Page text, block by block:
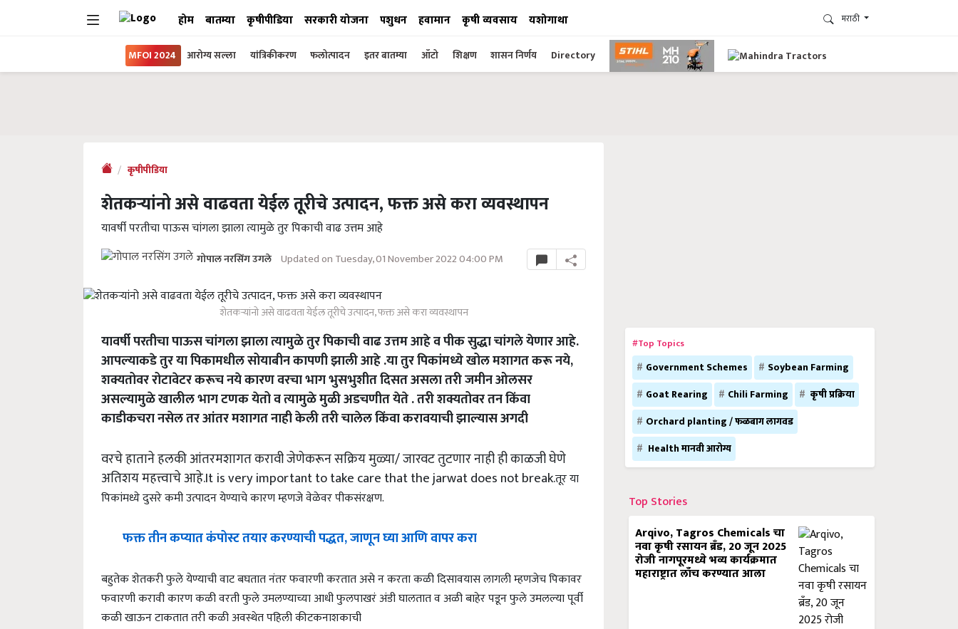
होम बातम्या कृषीपीडिया सरकारी योजना पशुधन हवामान कृषी व्यवसाय यशोगाथा मराठी
MFOI 2024 आरोग्य सल्ला यांत्रिकीकरण फलोत्पादन इतर बातम्या ऑटो शिक्षण शासन निर्णय Directory
कृषीपीडिया
शेतकऱ्यांनो असे वाढवता येईल तूरीचे उत्पादन, फक्त असे करा व्यवस्थापन
यावर्षी परतीचा पाऊस चांगला झाला त्यामुळे तुर पिकाची वाढ उत्तम आहे
गोपाल नरसिंग उगले Updated on Tuesday, 01 November 2022 04:00 PM
शेतकऱ्यांनो असे वाढवता येईल तूरीचे उत्पादन, फक्त असे करा व्यवस्थापन
यावर्षी परतीचा पाऊस चांगला झाला त्यामुळे तुर पिकाची वाढ उत्तम आहे व पीक सुद्धा चांगले येणार आहे.
आपल्याकडे तुर या पिकामधील सोयाबीन कापणी झाली आहे .या तुर पिकांमध्ये खोल मशागत करू नये,
शक्यतोवर रोटावेटर करूच नये कारण वरचा भाग भुसभुशीत दिसत असला तरी जमीन ओलसर
असल्यामुळे खालील भाग टणक येतो व त्यामुळे मुळी अडचणीत येते . तरी शक्यतोवर तन किंवा
काडीकचरा नसेल तर आंतर मशागत नाही केली तरी चालेल किंवा करावयाची झाल्यास अगदी
वरचे हाताने हलकी आंतरमशागत करावी जेणेकरून सक्रिय मुळ्या/ जारवट तुटणार नाही ही काळजी घेणे
अतिशय महत्त्वाचे आहे.It is very important to take care that the jarwat does not break.तूर या
पिकांमध्ये दुसरे कमी उत्पादन येण्याचे कारण म्हणजे वेळेवर पीकसंरक्षण.
फक्त तीन कप्यात कंपोस्ट तयार करण्याची पद्धत, जाणून घ्या आणि वापर करा
बहुतेक शेतकरी फुले येण्याची वाट बघतात नंतर फवारणी करतात असे न करता कळी दिसावयास लागली म्हणजेच पिकावर
फवारणी करावी कारण कळी वरती फुले उमलण्याच्या आधी फुलपाखरं अंडी घालतात व अळी बाहेर पडून फुले उमलल्या पूर्वी
कळी खाऊन टाकतात तरी कळी अवस्थेत पहिली कीटकनाशकाची
#Top Topics
Government Schemes
Soybean Farming
Goat Rearing
Chili Farming
कृषी प्रक्रिया
Orchard planting / फळबाग लागवड
Health मानवी आरोग्य
Top Stories
Arqivo, Tagros Chemicals चा
नवा कृषी रसायन ब्रँड, 20 जून 2025
रोजी नागपूरमध्ये भव्य कार्यक्रमात
महाराष्ट्रात लाँच करण्यात आला